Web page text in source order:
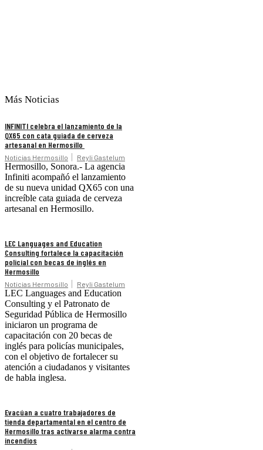
Más Noticias
INFINITI celebra el lanzamiento de la
QX65 con cata guiada de cerveza
artesanal en Hermosillo
Noticias Hermosillo Reyli Gastelum
Hermosillo, Sonora.- La agencia
Infiniti acompañó el lanzamiento
de su nueva unidad QX65 con una
increíble cata guiada de cerveza
artesanal en Hermosillo.
LEC Languages and Education
Consulting fortalece la capacitación
policial con becas de inglés en
Hermosillo
Noticias Hermosillo Reyli Gastelum
LEC Languages and Education
Consulting y el Patronato de
Seguridad Pública de Hermosillo
iniciaron un programa de
capacitación con 20 becas de
inglés para policías municipales,
con el objetivo de fortalecer su
atención a ciudadanos y visitantes
de habla inglesa.
Evacúan a cuatro trabajadores de
tienda departamental en el centro de
Hermosillo tras activarse alarma contra
incendios